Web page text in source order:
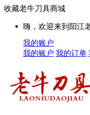
收藏老牛刀具商城
嗨，欢迎来到阳江
我的账户
我的账户 我的订单